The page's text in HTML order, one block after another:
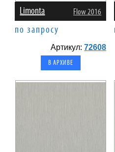
Limonta Flow 2016
по запросу
Артикул:72608
В АРХИВЕ